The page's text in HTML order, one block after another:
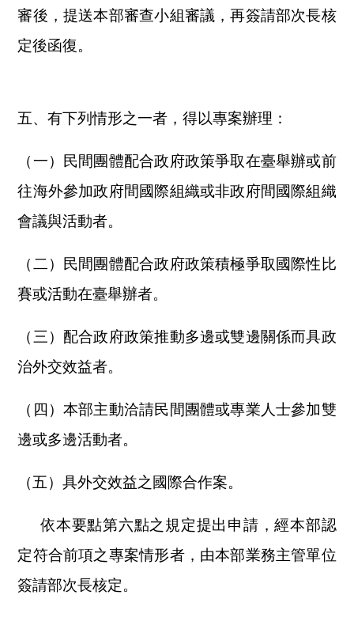
審後，提送本部審查小組審議，再簽請部次長核
定後函復。
五、有下列情形之一者，得以專案辦理：
（一）民間團體配合政府政策爭取在臺舉辦或前
往海外參加政府間國際組織或非政府間國際組織
會議與活動者。
（二）民間團體配合政府政策積極爭取國際性比
賽或活動在臺舉辦者。
（三）配合政府政策推動多邊或雙邊關係而具政
治外交效益者。
（四）本部主動洽請民間團體或專業人士參加雙
邊或多邊活動者。
（五）具外交效益之國際合作案。
依本要點第六點之規定提出申請，經本部認
定符合前項之專案情形者，由本部業務主管單位
簽請部次長核定。